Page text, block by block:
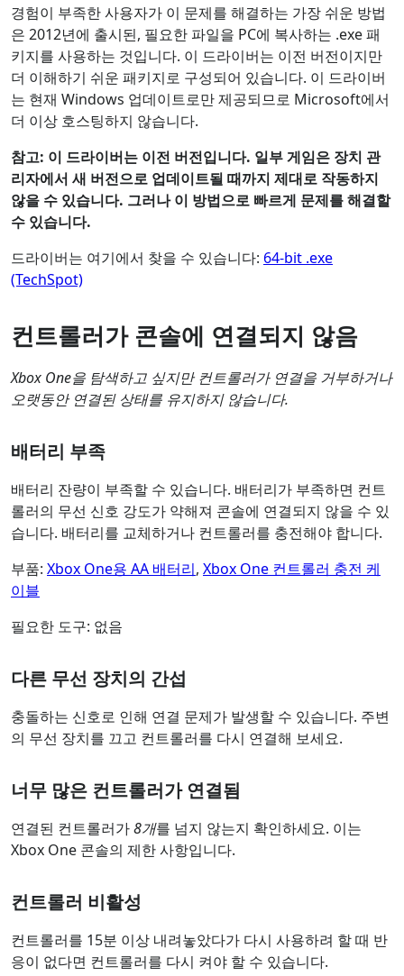
경험이 부족한 사용자가 이 문제를 해결하는 가장 쉬운 방법
은 2012년에 출시된, 필요한 파일을 PC에 복사하는 .exe 패
키지를 사용하는 것입니다. 이 드라이버는 이전 버전이지만
더 이해하기 쉬운 패키지로 구성되어 있습니다. 이 드라이버
는 현재 Windows 업데이트로만 제공되므로 Microsoft에서
더 이상 호스팅하지 않습니다.
참고: 이 드라이버는 이전 버전입니다. 일부 게임은 장치 관
리자에서 새 버전으로 업데이트될 때까지 제대로 작동하지
않을 수 있습니다. 그러나 이 방법으로 빠르게 문제를 해결할
수 있습니다.
드라이버는 여기에서 찾을 수 있습니다: 64-bit .exe
(TechSpot)
컨트롤러가 콘솔에 연결되지 않음
Xbox One을 탐색하고 싶지만 컨트롤러가 연결을 거부하거나
오랫동안 연결된 상태를 유지하지 않습니다.
배터리 부족
배터리 잔량이 부족할 수 있습니다. 배터리가 부족하면 컨트
롤러의 무선 신호 강도가 약해져 콘솔에 연결되지 않을 수 있
습니다. 배터리를 교체하거나 컨트롤러를 충전해야 합니다.
부품: Xbox One용 AA 배터리, Xbox One 컨트롤러 충전 케
이블
필요한 도구: 없음
다른 무선 장치의 간섭
충돌하는 신호로 인해 연결 문제가 발생할 수 있습니다. 주변
의 무선 장치를 끄고 컨트롤러를 다시 연결해 보세요.
너무 많은 컨트롤러가 연결됨
연결된 컨트롤러가8개를 넘지 않는지 확인하세요. 이는
Xbox One 콘솔의 제한 사항입니다.
컨트롤러 비활성
컨트롤러를 15분 이상 내려놓았다가 다시 사용하려 할 때 반
응이 없다면 컨트롤러를 다시 켜야 할 수 있습니다.